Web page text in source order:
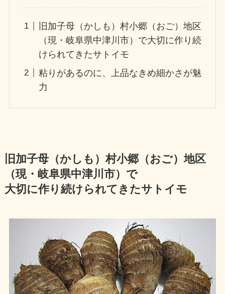
旧加子母（かしも）村小郷（おご）地区
（現・岐阜県中津川市）で大切に作り続
けられてきたサトイモ
粘りがあるのに、上品なきめ細かさが魅
力
旧加子母（かしも）村小郷（おご）地区
（現・岐阜県中津川市）で
大切に作り続けられてきたサトイモ